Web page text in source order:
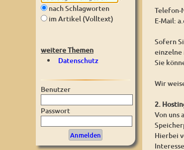
nach Schlagworten
im Artikel (Volltext)
weitere Themen
Datenschutz
Benutzer
Passwort
Telefon-
E-Mail:
Sofern
einzelne
Sie
Wir
2.
Von uns
Hierbei